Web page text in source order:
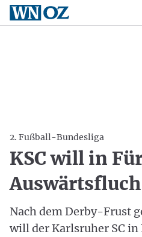
2. Fußball-Bundesliga
KSC will in
Nach dem Derby-Frust
will der Karlsruher SC